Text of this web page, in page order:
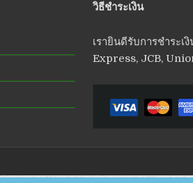
วิธีชำระเงิน
เรายินดีรับการชำระ
Express, JCB,